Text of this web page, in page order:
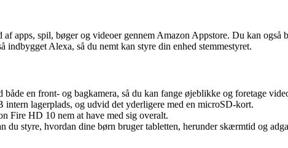
apps, spil, bøger og videoer gennem Amazon Appstore. Du kan
Alexa, så du nemt kan styre din enhed stemmestyret.
en front- og bagkamera, så du kan fange øjeblikke og foretage
lagerplads, og udvid det yderligere med en microSD-kort.
Fire HD 10 nem at have med sig overalt.
du styre, hvordan dine børn bruger tabletten, herunder skærmtid og